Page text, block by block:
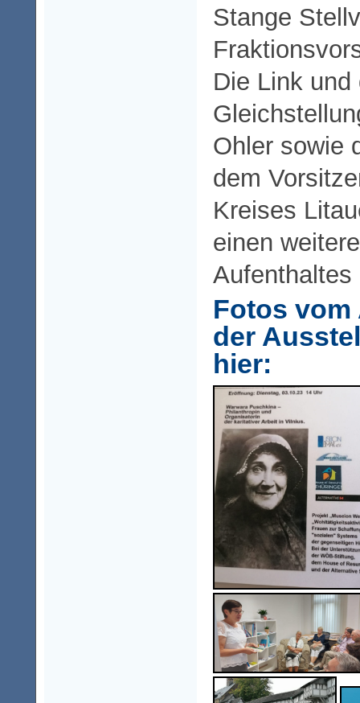
Stange
Die Link und
Ohler sowie
dem
Kreises
einen
Aufenthaltes
Fotos
der
hier: